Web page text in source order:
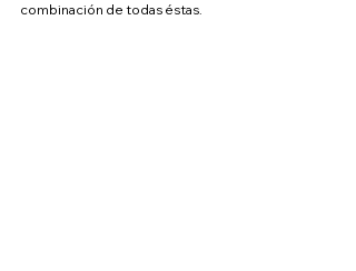
combinación de todas éstas.